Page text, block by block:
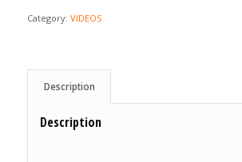
Category: VIDEOS
Description
Description